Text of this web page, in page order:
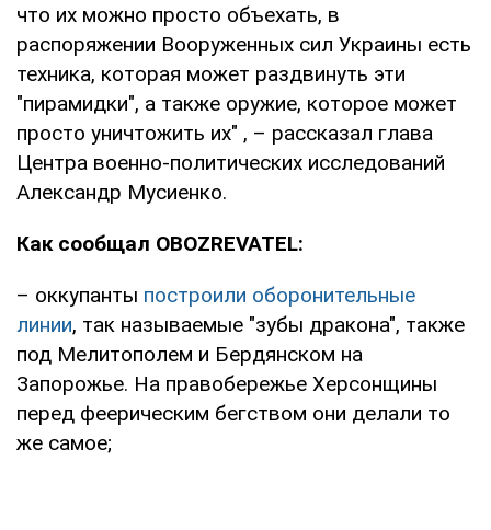
что их можно просто объехать, в
распоряжении Вооруженных сил Украины есть
техника, которая может раздвинуть эти
"пирамидки", а также оружие, которое может
просто уничтожить их" , – рассказал глава
Центра военно-политических исследований
Александр Мусиенко.
Как сообщал OBOZREVATEL:
– оккупанты построили оборонительные
линии, так называемые "зубы дракона", также
под Мелитополем и Бердянском на
Запорожье. На правобережье Херсонщины
перед феерическим бегством они делали то
же самое;